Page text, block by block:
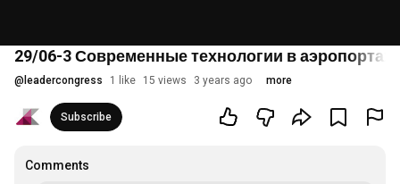
29/06-3 Современные технологии в аэропортах
@ leadercongress 1 like 15 views 3 years ago more
Subscribe
Comments